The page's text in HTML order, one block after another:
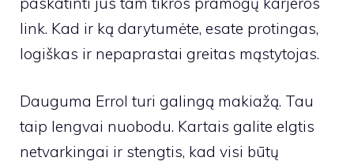
link. Kad ir ką darytumėte, esate protingas,
logiškas ir nepaprastai greitas mąstytojas.
Dauguma Errol turi galingą makiažą. Tau
taip lengvai nuobodu. Kartais galite elgtis
netvarkingai ir stengtis, kad visi būtų